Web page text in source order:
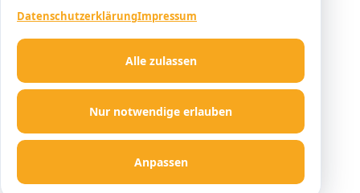
DatenschutzerklärungImpressum
Nur notwendige erlauben
Anpassen
Alle zulassen